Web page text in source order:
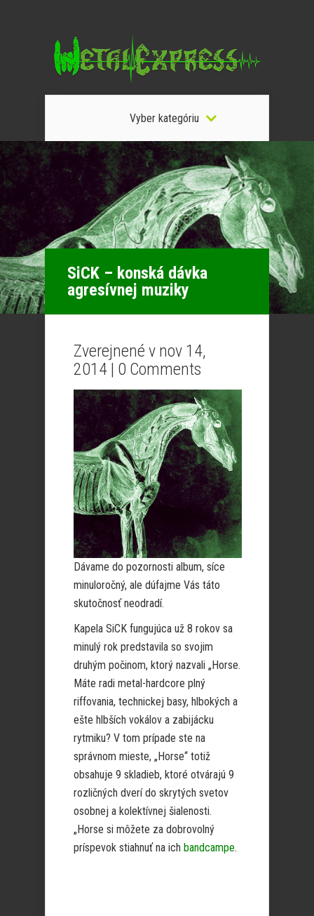
Vyber kategóriu
SiCK – konská dávka
agresívnej muziky
Zverejnené v nov 14,
2014 | 0 Comments
Dávame do pozornosti album, síce
minuloročný, ale dúfajme Vás táto
skutočnosť neodradí.
Kapela SiCK fungujúca už 8 rokov sa
minulý rok predstavila so svojim
druhým počinom, ktorý nazvali „Horse.
Máte radi metal-hardcore plný
riffovania, technickej basy, hlbokých a
ešte hlbších vokálov a zabijácku
rytmiku? V tom prípade ste na
správnom mieste, „Horse“ totiž
obsahuje 9 skladieb, ktoré otvárajú 9
rozličných dverí do skrytých svetov
osobnej a kolektívnej šialenosti.
„Horse si môžete za dobrovolný
príspevok stiahnuť na ich bandcampe.